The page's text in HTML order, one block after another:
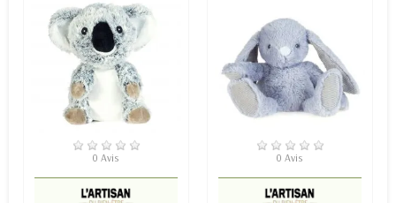
RUPTURE DE STOCK
0 Avis
RUPTURE DE STOCK
0 Avis